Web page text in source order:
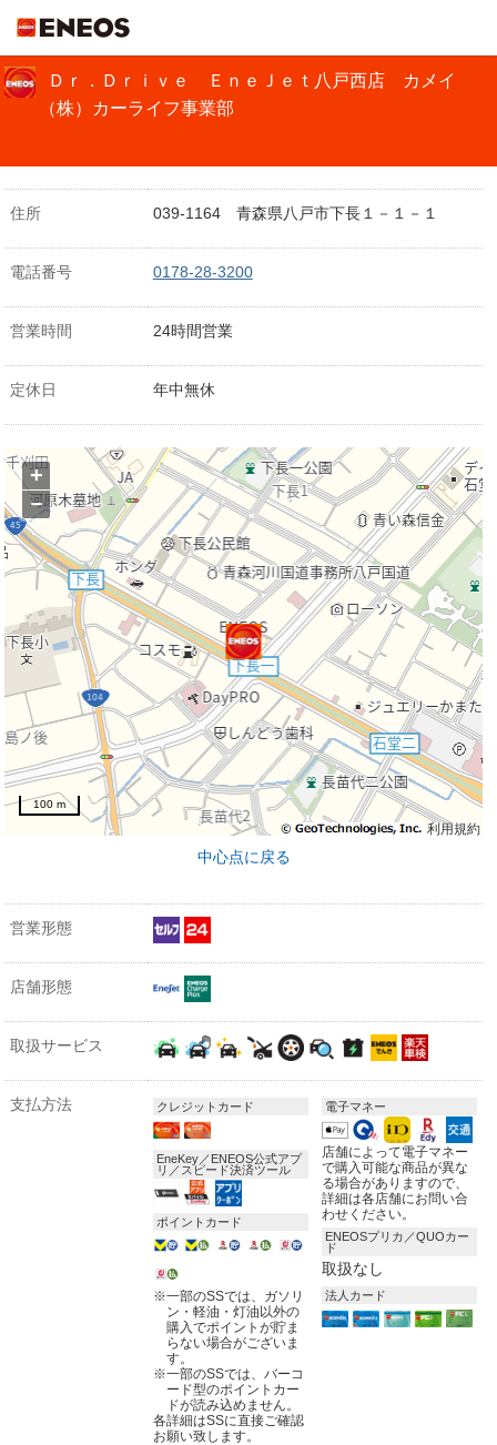
Ｄｒ．Ｄｒｉｖｅ ＥｎｅＪｅｔ八戸西店 カメイ
（株）カーライフ事業部
住所 039-1164 青森県八戸市下長１－１－１
電話番号 0178-28-3200
営業時間 24時間営業
定休日 年中無休
利用規約
+
−
100 m
中心点に戻る
営業形態
店舗形態
取扱サービス
支払方法 クレジットカード
EneKey／ENEOS公式アプ
リ／スピード決済ツール
ポイントカード
※一部のSSでは、ガソリ
ン・軽油・灯油以外の
購入でポイントが貯ま
らない場合がございま
す。
※一部のSSでは、バーコ
ード型のポイントカー
ドが読み込めません。
各詳細はSSに直接ご確認
お願い致します。
電子マネー
店舗によって電子マネー
で購入可能な商品が異な
る場合がありますので、
詳細は各店舗にお問い合
わせください。
ENEOSプリカ／QUOカー
ド
取扱なし
法人カード